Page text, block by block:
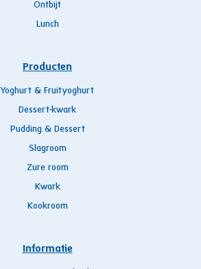
Ontbijt
Lunch
Producten
Yoghurt & Fruityoghurt
Dessert-kwark
Pudding & Dessert
Slagroom
Zure room
Kwark
Kookroom
Informatie